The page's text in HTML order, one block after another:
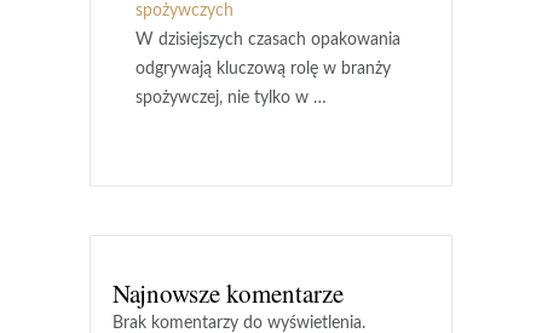
spożywczych
W dzisiejszych czasach opakowania
odgrywają kluczową rolę w branży
spożywczej, nie tylko w …
Najnowsze komentarze
Brak komentarzy do wyświetlenia.